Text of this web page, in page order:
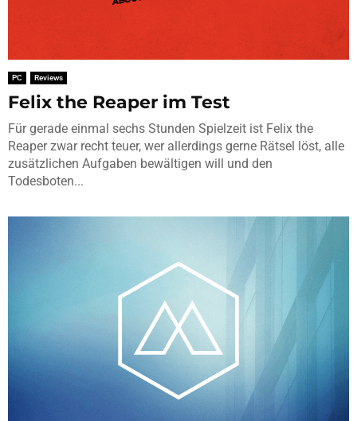
PC Reviews
Felix the Reaper im Test
Für gerade einmal sechs Stunden Spielzeit ist Felix the
Reaper zwar recht teuer, wer allerdings gerne Rätsel löst, alle
zusätzlichen Aufgaben bewältigen will und den
Todesboten...